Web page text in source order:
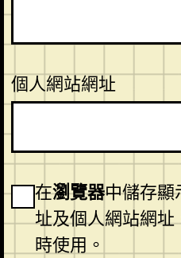
個人網站網址
在瀏覽器中儲存顯
址及個人網站網
時使用。